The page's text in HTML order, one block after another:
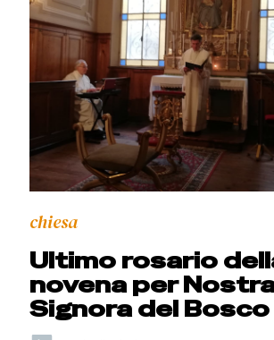
chiesa
Ultimo rosario
novena per
Signora del Bosco